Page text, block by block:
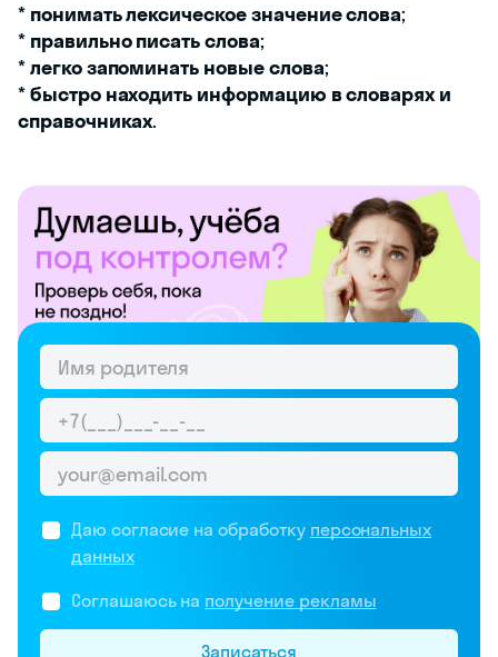
* понимать лексическое значение слова;
* правильно писать слова;
*легко запоминать новые слова;
*быстро находить информацию в словарях и
справочниках.
Даю согласие на обработку персональных
данных
Соглашаюсь на получение рекламы
Записаться